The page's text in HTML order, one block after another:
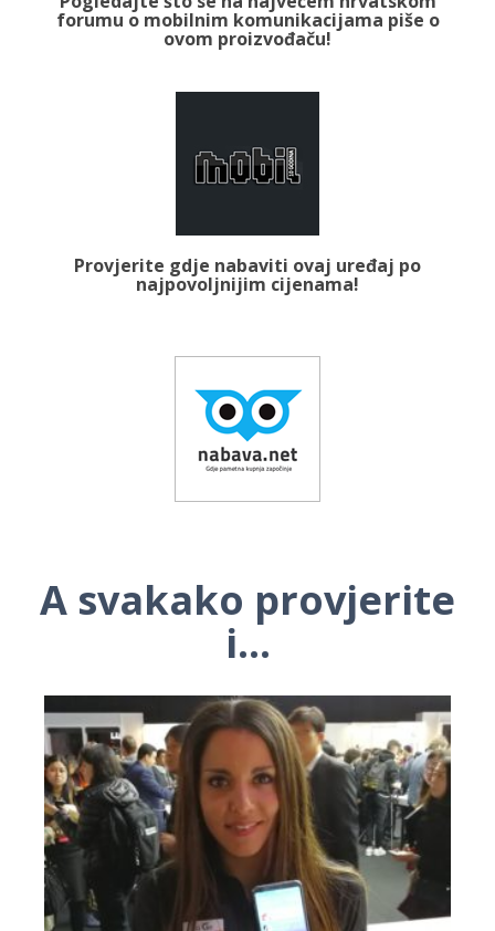
forumu o mobilnim komunikacijama piše o
ovom proizvođaču!
Provjerite gdje nabaviti ovaj uređaj po
najpovoljnijim cijenama!
A svakako provjerite
i...